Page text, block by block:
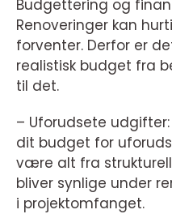
Budgettering og
Renoveringer kan
forventer. Derfor er
realistisk budget fra
til det.
– Uforudsete
dit budget for
være alt fra
bliver synlige under
i projektomfanget.